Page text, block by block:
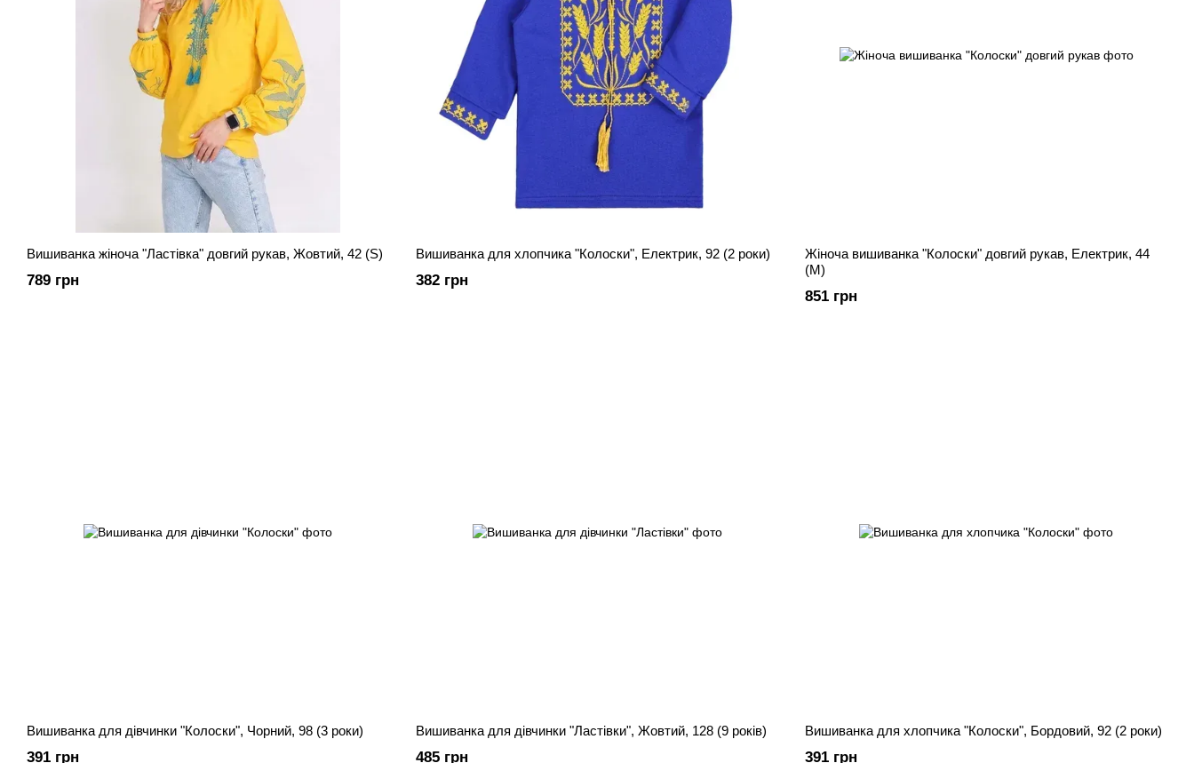
Вишиванка жіноча "Ластівка" довгий рукав, Жовтий, 42 (S)
789 грн
Вишиванка для хлопчика "Колоски", Електрик, 92 (2 роки)
382 грн
Жіноча вишиванка "Колоски" довгий рукав, Електрик, 44
(M)
851 грн
Вишиванка для дівчинки "Колоски", Чорний, 98 (3 роки)
391 грн
Вишиванка для дівчинки "Ластівки", Жовтий, 128 (9 років)
485 грн
Вишиванка для хлопчика "Колоски", Бордовий, 92 (2 роки)
391 грн